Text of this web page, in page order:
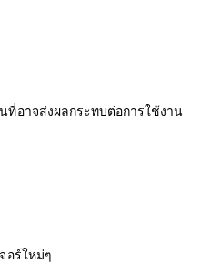
อาจส่งผลกระทบต่อการใช้งาน
อร์ใหม่ๆ